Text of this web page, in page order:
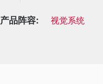
产品阵容: 视觉系统